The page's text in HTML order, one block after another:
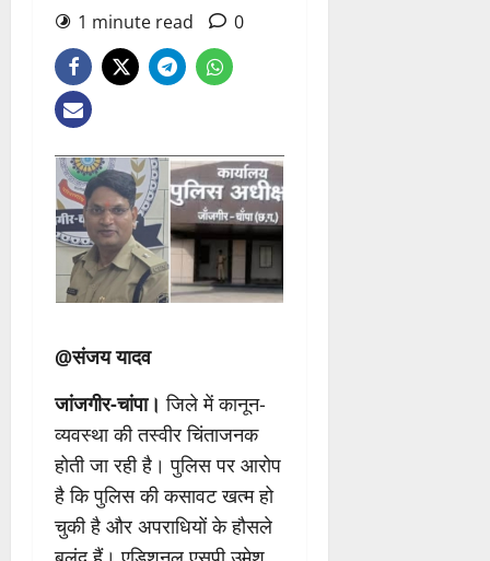
1 minute read
0
@संजय यादव
जांजगीर-चांपा। जिले में कानून-
व्यवस्था की तस्वीर चिंताजनक
होती जा रही है। पुलिस पर आरोप
है कि पुलिस की कसावट खत्म हो
चुकी है और अपराधियों के हौसले